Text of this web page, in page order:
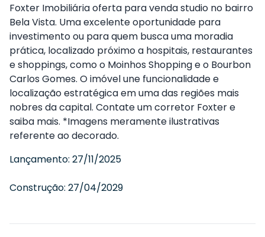
Foxter Imobiliária oferta para venda studio no bairro
Bela Vista. Uma excelente oportunidade para
investimento ou para quem busca uma moradia
prática, localizado próximo a hospitais, restaurantes
e shoppings, como o Moinhos Shopping e o Bourbon
Carlos Gomes. O imóvel une funcionalidade e
localização estratégica em uma das regiões mais
nobres da capital. Contate um corretor Foxter e
saiba mais. *Imagens meramente ilustrativas
referente ao decorado.
Lançamento: 27/11/2025
Construção: 27/04/2029